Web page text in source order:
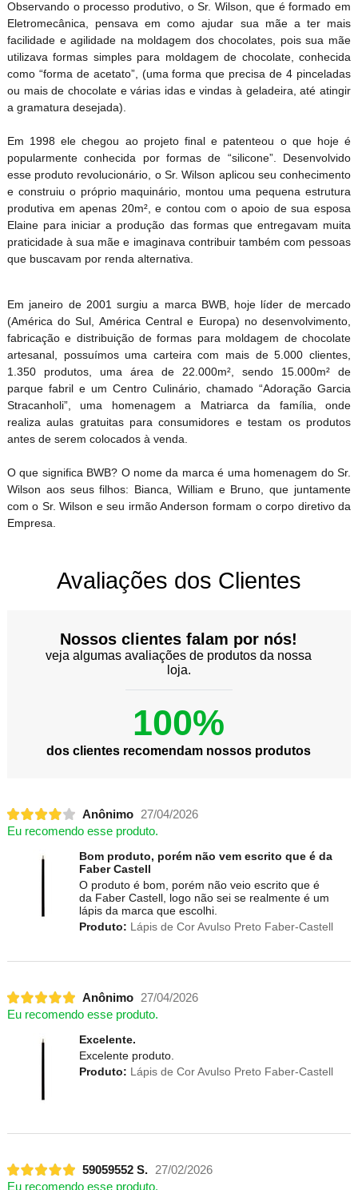
Observando o processo produtivo, o Sr. Wilson, que é formado em
Eletromecânica, pensava em como ajudar sua mãe a ter mais
facilidade e agilidade na moldagem dos chocolates, pois sua mãe
utilizava formas simples para moldagem de chocolate, conhecida
como “forma de acetato”, (uma forma que precisa de 4 pinceladas
ou mais de chocolate e várias idas e vindas à geladeira, até atingir
a gramatura desejada).
Em 1998 ele chegou ao projeto final e patenteou o que hoje é
popularmente conhecida por formas de “silicone”. Desenvolvido
esse produto revolucionário, o Sr. Wilson aplicou seu conhecimento
e construiu o próprio maquinário, montou uma pequena estrutura
produtiva em apenas 20m², e contou com o apoio de sua esposa
Elaine para iniciar a produção das formas que entregavam muita
praticidade à sua mãe e imaginava contribuir também com pessoas
que buscavam por renda alternativa.
Em janeiro de 2001 surgiu a marca BWB, hoje líder de mercado
(América do Sul, América Central e Europa) no desenvolvimento,
fabricação e distribuição de formas para moldagem de chocolate
artesanal, possuímos uma carteira com mais de 5.000 clientes,
1.350 produtos, uma área de 22.000m², sendo 15.000m² de
parque fabril e um Centro Culinário, chamado “Adoração Garcia
Stracanholi”, uma homenagem a Matriarca da família, onde
realiza aulas gratuitas para consumidores e testam os produtos
antes de serem colocados à venda.
O que significa BWB? O nome da marca é uma homenagem do Sr.
Wilson aos seus filhos: Bianca, William e Bruno, que juntamente
com o Sr. Wilson e seu irmão Anderson formam o corpo diretivo da
Empresa.
Avaliações dos Clientes
Nossos clientes falam por nós!
veja algumas avaliações de produtos da nossa
loja.
100%
dos clientes recomendam nossos produtos
Anônimo
27/04/2026
Eu recomendo esse produto.
Bom produto, porém não vem escrito que é da
Faber Castell
O produto é bom, porém não veio escrito que é
da Faber Castell, logo não sei se realmente é um
lápis da marca que escolhi.
Produto: Lápis de Cor Avulso Preto Faber-Castell
Anônimo
27/04/2026
Eu recomendo esse produto.
Excelente.
Excelente produto.
Produto: Lápis de Cor Avulso Preto Faber-Castell
59059552 S.
27/02/2026
Eu recomendo esse produto.